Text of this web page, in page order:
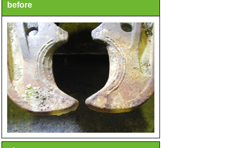
before